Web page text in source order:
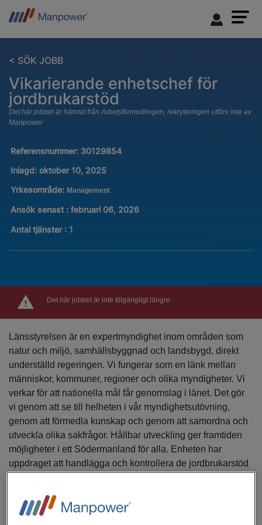
< SÖK JOBB
Vikarierande enhetschef för
jordbrukarstöd
Det här jobbet är hämtat från Arbetsförmedlingen, rekryteringen utförs inte av
Manpower
Referensnummer: 30129854
Inlagd: oktober 10, 2025
Yrkesområde: Management
Ansök senast : februari 06, 2026
Antal tjänster : 1
Det här jobbet är inte tillgängligt längre
Länsstyrelsen är en expertmyndighet inom områden som
natur och miljö, samhällsbyggnad och landsbygd, direkt
underställd regeringen. Vi fungerar som en länk mellan
människor, kommuner, regioner och olika myndigheter. Vi
verkar för att nationella mål får genomslag i länet. Det gör
vi genom att se till helheten i vår myndighetsutövning,
genom att förmedla kunskap och genom att samordna och
utveckla olika sakfrågor. Hållbar utveckling ger framtiden
möjligheter i ett Södermanland för alla. Enheten har
uppdraget att handlägga och kontrollera de jordbrukarstöd
jordbrukspolitiken (CAP) och flertalet miljöersättningar